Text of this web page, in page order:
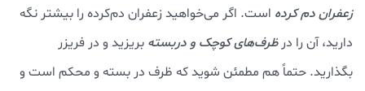
زعفران دم کرده است. اگر می‌خواهید زعفران دم‌کرده را بیشتر نگه
دارید، آن را درظرف‌های کوچک و دربسته بریزید و در فریزر
بگذارید. حتماً هم مطمئن شوید که ظرف در بسته و محکم است و